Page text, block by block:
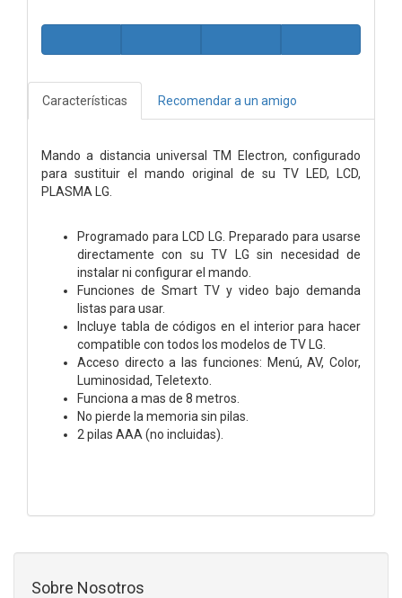
Características Recomendar a un amigo
Mando a distancia universal TM Electron, configurado
para sustituir el mando original de su TV LED, LCD,
PLASMA LG.
Programado para LCD LG. Preparado para usarse
directamente con su TV LG sin necesidad de
instalar ni configurar el mando.
Funciones de Smart TV y video bajo demanda
listas para usar.
Incluye tabla de códigos en el interior para hacer
compatible con todos los modelos de TV LG.
Acceso directo a las funciones: Menú, AV, Color,
Luminosidad, Teletexto.
Funciona a mas de 8 metros.
No pierde la memoria sin pilas.
2 pilas AAA (no incluidas).
Sobre Nosotros